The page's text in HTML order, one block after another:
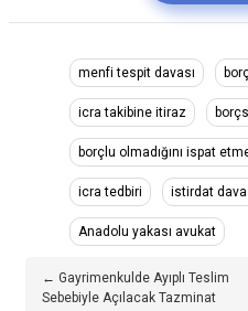
menfi tespit davası
icra takibine itiraz
borçlu olmadığını ispat
icra tedbiri istirdat
Anadolu yakası avukat
← Gayrimenkulde Ayıplı Teslim
Sebebiyle Açılacak Tazminat